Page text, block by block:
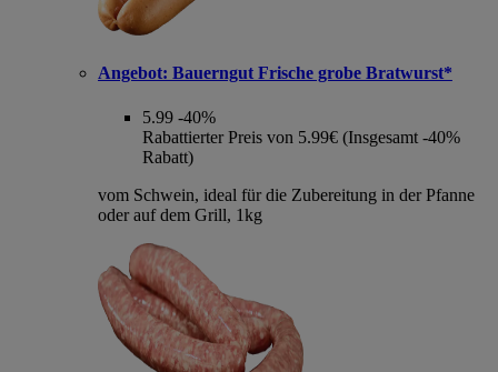
Angebot: Bauerngut Frische grobe Bratwurst*
5.99 -40%
Rabattierter Preis von 5.99€ (Insgesamt -40%
Rabatt)
vom Schwein, ideal für die Zubereitung in der Pfanne
oder auf dem Grill, 1kg